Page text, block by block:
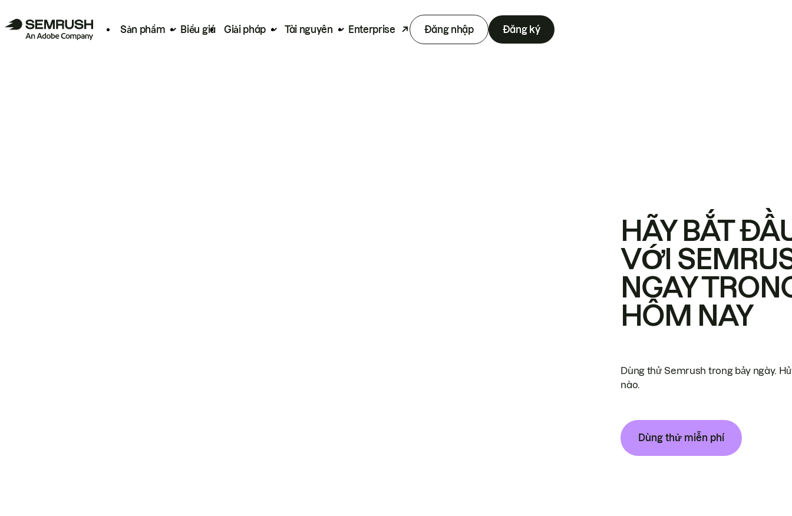
Sản phẩm Biểu giá Giải pháp Tài nguyên Enterprise Đăng nhập Đăng ký
HÃY BẮT
VỚI
NGAY
HÔM NAY
Dùng thử Semrush trong bảy ngày.
nào.
Dùng thử miễn phí